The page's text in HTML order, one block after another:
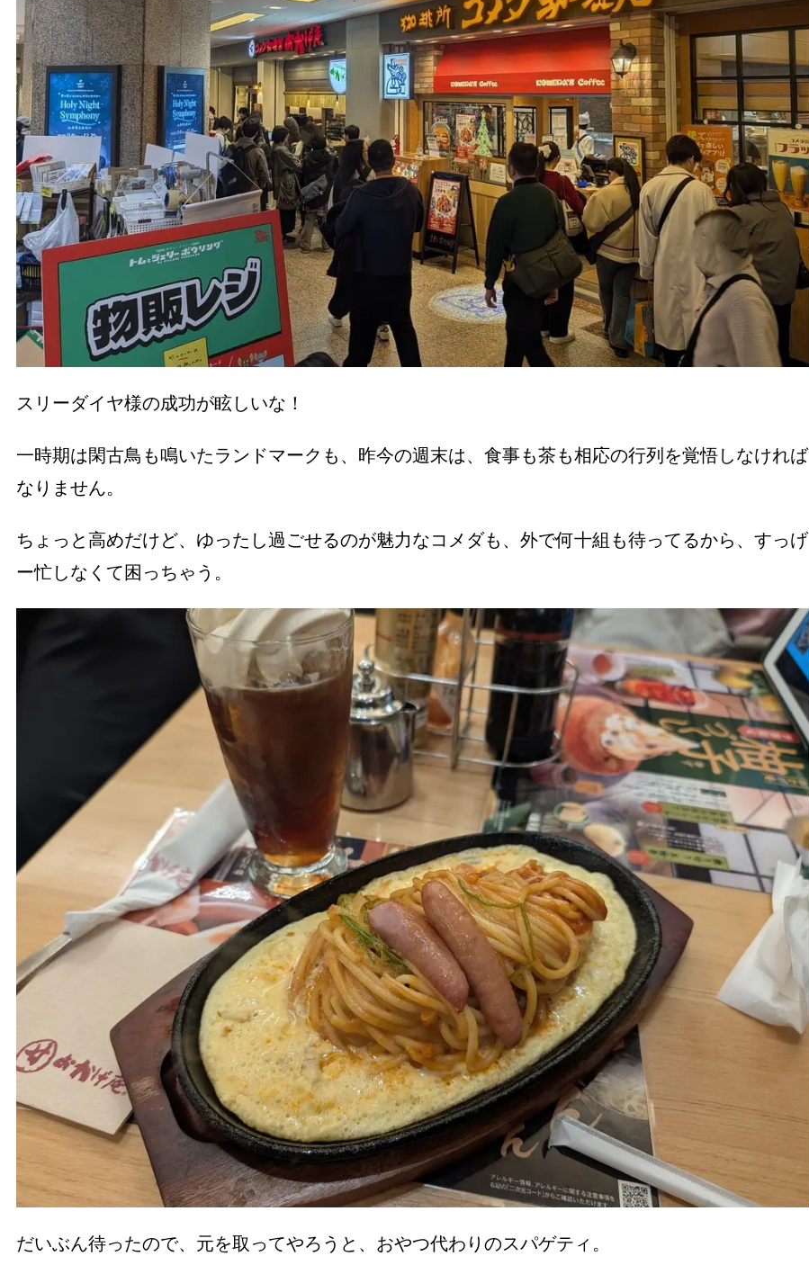
スリーダイヤ様の成功が眩しいな！
一時期は閑古鳥も鳴いたランドマークも、昨今の週末は、食事も茶も相応の行列を覚悟しなければ
なりません。
ちょっと高めだけど、ゆったし過ごせるのが魅力なコメダも、外で何十組も待ってるから、すっげ
ー忙しなくて困っちゃう。
だいぶん待ったので、元を取ってやろうと、おやつ代わりのスパゲティ。